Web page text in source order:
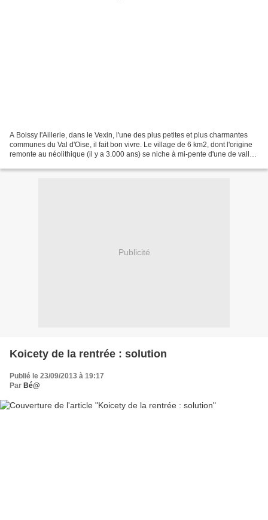
A Boissy l'Aillerie, dans le Vexin, l'une des plus petites et plus charmantes
communes du Val d'Oise, il fait bon vivre. Le village de 6 km2, dont l'origine
remonte au néolithique (il y a 3.000 ans) se niche à mi-pente d'une de vallée
Publicité
Koicety de la rentrée : solution
Publié le 23/09/2013 à 19:17
Par Bé@